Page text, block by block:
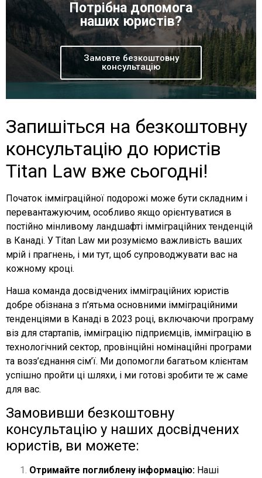
Потрібна допомога
наших юристів?
Замовте безкоштовну
консультацію
Запишіться на безкоштовну
консультацію до юристів
Titan Law вже сьогодні!
Початок імміграційної подорожі може бути складним і
перевантажуючим, особливо якщо орієнтуватися в
постійно мінливому ландшафті імміграційних тенденцій
в Канаді. У Titan Law ми розуміємо важливість ваших
мрій і прагнень, і ми тут, щоб супроводжувати вас на
кожному кроці.
Наша команда досвідчених імміграційних юристів
добре обізнана з п’ятьма основними імміграційними
тенденціями в Канаді в 2023 році, включаючи програму
віз для стартапів, імміграцію підприємців, імміграцію в
технологічний сектор, провінційні номінаційні програми
та возз’єднання сім’ї. Ми допомогли багатьом клієнтам
успішно пройти ці шляхи, і ми готові зробити те ж саме
для вас.
Замовивши безкоштовну
консультацію у наших досвідчених
юристів, ви можете:
Отримайте поглиблену інформацію: Наші